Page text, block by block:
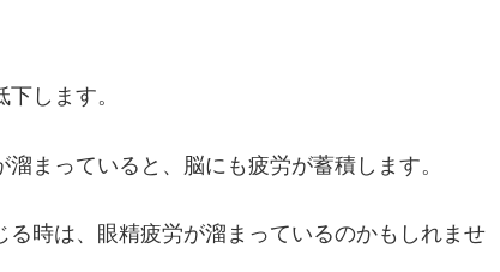
します。
まっていると、脳にも疲労が蓄積します。
る時は、眼精疲労が溜まっているのかもしれませ